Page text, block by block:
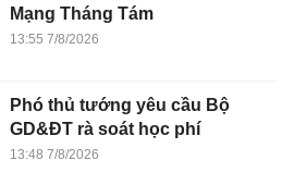
Mạng Tháng Tám
13:55 7/8/2026
Phó thủ tướng yêu cầu Bộ
GD&ĐT rà soát học phí
13:48 7/8/2026